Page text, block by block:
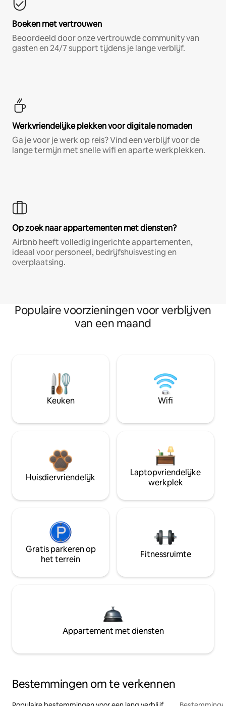
Boeken met vertrouwen
Beoordeeld door onze vertrouwde community van
gasten en 24/7 support tijdens je lange verblijf.
Werkvriendelijke plekken voor digitale nomaden
Ga je voor je werk op reis? Vind een verblijf voor de
lange termijn met snelle wifi en aparte werkplekken.
Op zoek naar appartementen met diensten?
Airbnb heeft volledig ingerichte appartementen,
ideaal voor personeel, bedrijfshuisvesting en
overplaatsing.
Populaire voorzieningen voor verblijven
van een maand
Keuken Wifi
Huisdiervriendelijk
Laptopvriendelijke
werkplek
Gratis parkeren op
het terrein
Fitnessruimte
Appartement met diensten
Bestemmingen om te verkennen